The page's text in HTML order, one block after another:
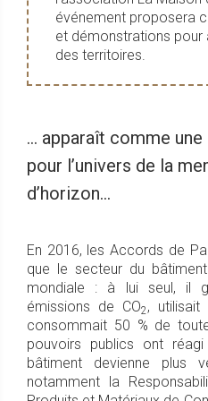
événement proposera
et démonstrations pour
des territoires.
... apparaît comme
pour l’univers de la
d’horizon…
En 2016, les Accords de
que le secteur du
mondiale : à lui seul, il
émissions de CO2,
consommait 50 % de
pouvoirs publics ont
bâtiment devienne plus
notamment la